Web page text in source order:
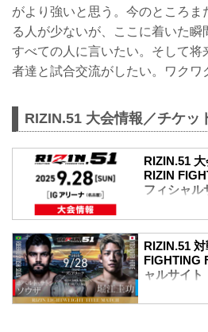
がより強いと思う。今のところま
る人が少ないが、ここに着いた瞬
すべての人に言いたい。そして将
者達と試合交流がしたい。ワクワ
RIZIN.51 大会情報／チケッ
RIZIN.51
RIZIN
フィシャル
youtu.be
RIZIN.51 大
2025年9月28
※開場・開始
RIZIN.51
FIGHTING
ャルサイト
ライト級タ